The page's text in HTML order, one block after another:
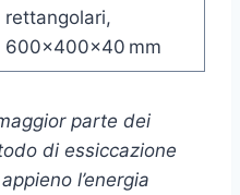
rettangolari,
600×400×40 mm
parte dei
di essiccazione
l’energia